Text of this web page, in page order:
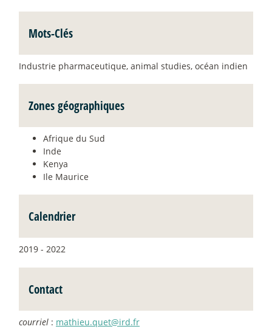
Mots-Clés
Industrie pharmaceutique, animal studies, océan indien
Zones géographiques
Afrique du Sud
Inde
Kenya
Ile Maurice
Calendrier
2019 - 2022
Contact
courriel : mathieu.quet@ird.fr